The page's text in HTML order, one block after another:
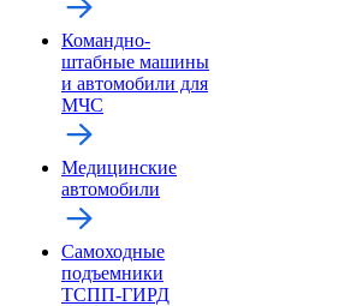
Командно-
штабные машины
и автомобили для
МЧС
Медицинские
автомобили
Самоходные
подъемники
ТСПП-ГИРД